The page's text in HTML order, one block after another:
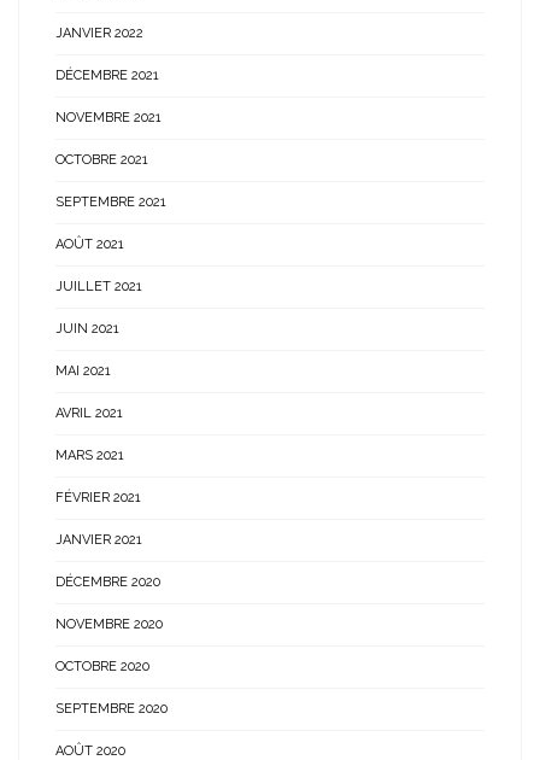
JANVIER 2022
DÉCEMBRE 2021
NOVEMBRE 2021
OCTOBRE 2021
SEPTEMBRE 2021
AOÛT 2021
JUILLET 2021
JUIN 2021
MAI 2021
AVRIL 2021
MARS 2021
FÉVRIER 2021
JANVIER 2021
DÉCEMBRE 2020
NOVEMBRE 2020
OCTOBRE 2020
SEPTEMBRE 2020
AOÛT 2020